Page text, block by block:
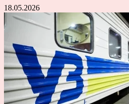
18.05.2026